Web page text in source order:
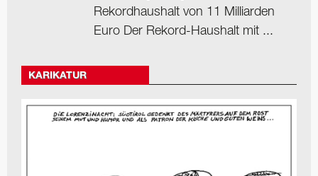
Rekordhaushalt von 11 Milliarden
Euro Der Rekord-Haushalt mit ...
KARIKATUR